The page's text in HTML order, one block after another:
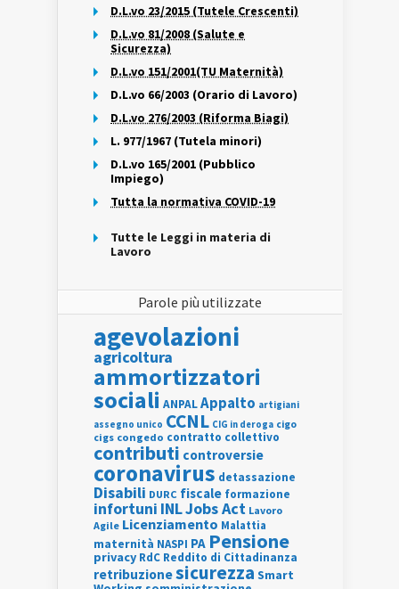
D.L.vo 23/2015 (Tutele Crescenti)
D.L.vo 81/2008 (Salute e
Sicurezza)
D.L.vo 151/2001(TU Maternità)
D.L.vo 66/2003 (Orario di Lavoro)
D.L.vo 276/2003 (Riforma Biagi)
L. 977/1967 (Tutela minori)
D.L.vo 165/2001 (Pubblico
Impiego)
Tutta la normativa COVID-19
Tutte le Leggi in materia di
Lavoro
Parole più utilizzate
agevolazioni
agricoltura
ammortizzatori
sociali ANPALAppalto artigiani
assegno unico CCNL CIG in deroga cigo
cigs congedo contratto collettivo
contributi controversie
coronavirus detassazione
Disabili DURC fiscale formazione
infortuni INLJobs Act Lavoro
Agile Licenziamento Malattia
maternità NASPI PA Pensione
privacy RdC Reddito di Cittadinanza
retribuzionesicurezza Smart